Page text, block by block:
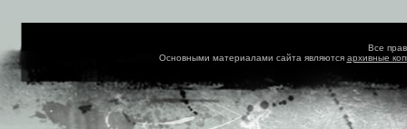
Все
Основными материалами сайта являются архивные